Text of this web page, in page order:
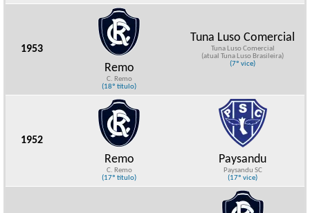
1953
Remo
C. Remo
(18º título)
Tuna Luso Comercial
Tuna Luso Comercial
(atual Tuna Luso Brasileira)
(7º vice)
1952
Remo
C. Remo
(17º título)
Paysandu
Paysandu SC
(17º vice)